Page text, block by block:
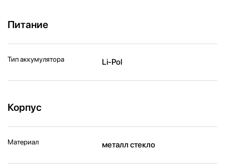
Питание
Тип аккумулятора Li-Pol
Корпус
Материал металл стекло